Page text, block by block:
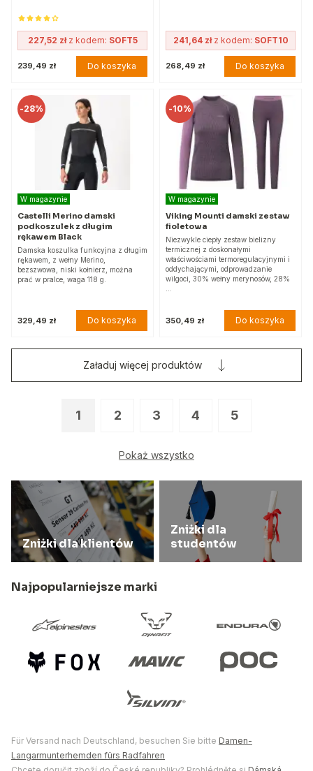
227,52 złz kodem: SOFT5
239,49 zł Do koszyka
241,64 złz kodem: SOFT10
268,49 zł Do koszyka
-28%
W magazynie
Castelli Merino damski
podkoszulek z długim
rękawem Black
Damska koszulka funkcyjna z długim
rękawem, z wełny Merino,
bezszwowa, niski kołnierz, można
prać w pralce, waga 118 g.
329,49 zł Do koszyka
-10%
W magazynie
Viking Mounti damski zestaw
fioletowa
Niezwykle ciepły zestaw bielizny
termicznej z doskonałymi
właściwościami termoregulacyjnymi i
oddychającymi, odprowadzanie
wilgoci, 30% wełny merynosów, 28%
350,49 zł Do koszyka
1 2 3 4 5
Pokaż wszystko
Załaduj więcej produktów
Zniżki dla klientów
Zniżki dla
studentów
Najpopularniejsze marki
Für Versand nach Deutschland, besuchen Sie bitte Damen-
Langarmunterhemden fürs Radfahren